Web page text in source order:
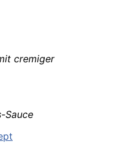
cremiger
Sauce